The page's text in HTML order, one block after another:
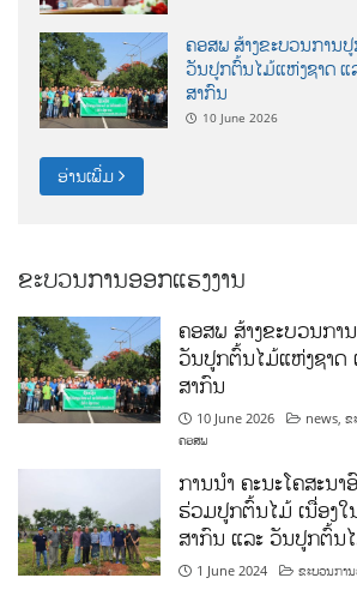
ຄອສພ ສ້າງຂະບວນການ
ວັນປູກຕົ້ນໄມ້ແຫ່ງຊາດ ແ
ສາກົນ
10 June 2026
ອ່ານເພີ່ມ
ຂະບວນການອອກແຮງງານ
ຄອສພ ສ້າງຂະບວນກາ
ວັນປູກຕົ້ນໄມ້ແຫ່ງຊາດ
ສາກົນ
10 June 2026 news ,ຂ
ຄອສພ
ການນໍາ ຄະນະໂຄສະນ
ຮ່ວມປູກຕົ້ນໄມ້ ເນື່ອງ
ສາກົນ ແລະ ວັນປູກຕົ້ນ
1 June 2024 ຂະບວນການ